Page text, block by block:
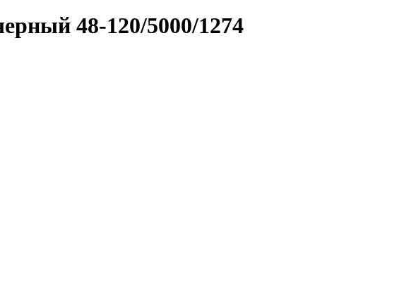
48-120/5000/1274